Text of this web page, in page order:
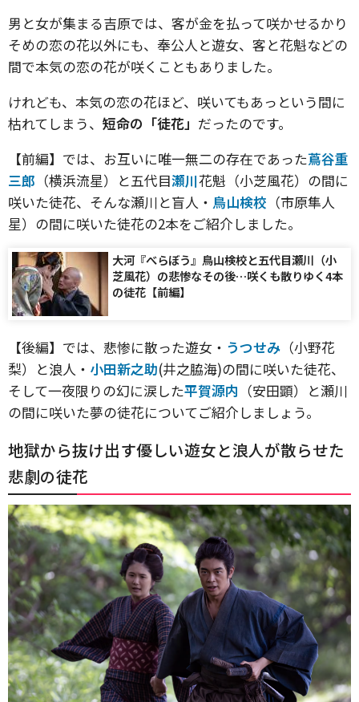
男と女が集まる吉原では、客が金を払って咲かせるかり
そめの恋の花以外にも、奉公人と遊女、客と花魁などの
間で本気の恋の花が咲くこともありました。
けれども、本気の恋の花ほど、咲いてもあっという間に
枯れてしまう、 短命の「徒花」 だったのです。
【前編】では、お互いに唯一無二の存在であった蔦谷重
三郎 （横浜流星）と五代目瀬川花魁（小芝風花）の間に
咲いた徒花、そんな瀬川と盲人・ 鳥山検校 （市原隼人
星）の間に咲いた徒花の2本をご紹介しました。
大河『べらぼう』鳥山検校と五代目瀬川（小
芝風花）の悲惨なその後…咲くも散りゆく4本
の徒花【前編】
【後編】では、悲惨に散った遊女・ うつせみ （小野花
梨）と浪人・ 小田新之助(井之脇海)の間に咲いた徒花、
そして一夜限りの幻に涙した平賀源内 （安田顕）と瀬川
の間に咲いた夢の徒花についてご紹介しましょう。
地獄から抜け出す優しい遊女と浪人が散らせた
悲劇の徒花